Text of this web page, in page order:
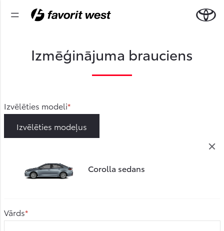
Izmēģinājuma brauciens
Izvēlēties modeli
Izvēlēties modeļus
Corolla sedans
Vārds